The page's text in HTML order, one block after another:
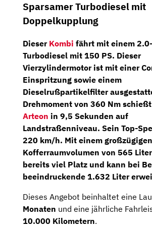
Sparsamer Turbodiesel mit
Doppelkupplung
Dieser Kombi fährt mit einem
Turbodiesel mit 150 PS. Dieser
Vierzylindermotor ist mit einer
Einspritzung sowie einem
Dieselrußpartikelfilter
Drehmoment von 360 Nm
Arteon in 9,5 Sekunden auf
Landstraßenniveau. Sein Top-
220 km/h. Mit einem großzügigen
Kofferraumvolumen von 565
bereits viel Platz und kann bei
beeindruckende 1.632 Liter
Dieses Angebot beinhaltet eine
Monaten und eine jährliche
10.000 Kilometern.